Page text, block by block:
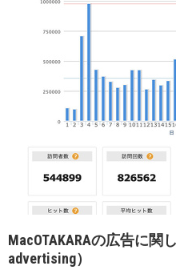
MacOTAKARAの広告に関
advertising）